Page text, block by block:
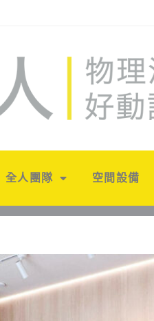
全人團隊 空間設備